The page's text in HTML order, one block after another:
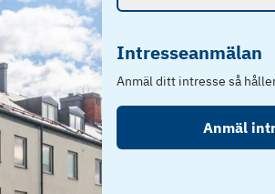
Intresseanmälan
Anmäl ditt intresse så
Anmäl